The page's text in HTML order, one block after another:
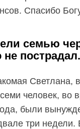
Спасибо
семью
не пострадал.
Светлана,
человек, во
были
три недели.